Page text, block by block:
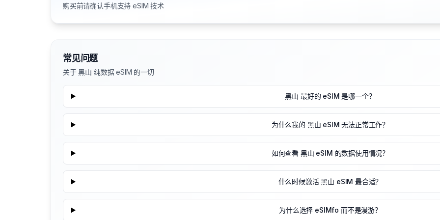
购买前请确认手机支持 eSIM 技术
常见问题
关于 黑山 纯数据 eSIM 的一切
黑山 最好的 eSIM 是哪一个？
为什么我的 黑山 eSIM 无法正常工作？
如何查看 黑山 eSIM 的数据使用情况？
什么时候激活 黑山 eSIM 最合适？
为什么选择 eSIMfo 而不是漫游？